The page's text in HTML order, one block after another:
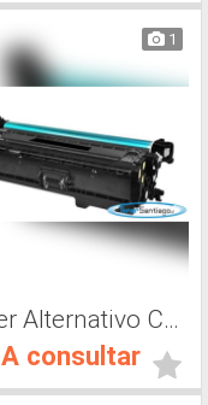
1
Toner Alternativo CF400A, Impresora Láser
A consultar